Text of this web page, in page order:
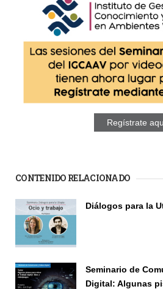
Regístrate
CONTENIDO RELACIONADO
Diálogos para la
Seminario de
Digital: Algunas